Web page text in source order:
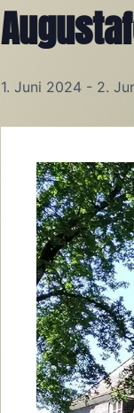
1. Juni 2024 - 2.